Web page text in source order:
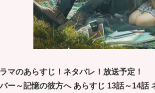
マのあらすじ！ネタバレ！放送予定！
ー～記憶の彼方へ あらすじ 13話～14話